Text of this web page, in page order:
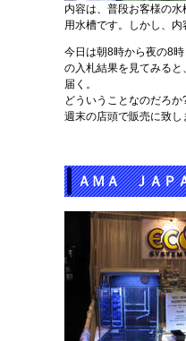
内容は、普段お客様の
用水槽です。しかし、
今日は朝8時から夜の8
の入札結果を見てみる
届く。
どういうことなのだろ
週末の店頭で販売に致
ＡＭＡ ＪＡＰ